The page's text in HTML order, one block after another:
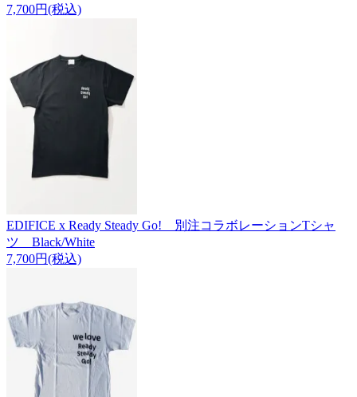
7,700円(税込)
EDIFICE x Ready Steady Go! 別注コラボレーションTシャ
ツ Black/White
7,700円(税込)